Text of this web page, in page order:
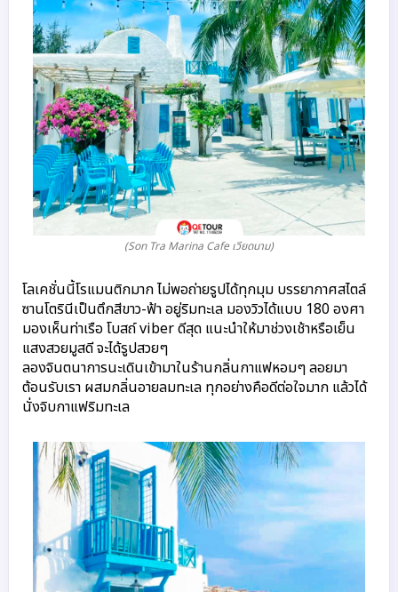
(Son Tra Marina Cafe เวียดนาม)
โลเคชั่นนี้โรแมนติกมาก ไม่พอถ่ายรูปได้ทุกมุม บรรยากาศสไตล์
ซานโตรินีเป็นตึกสีขาว-ฟ้า อยู่ริมทะเล มองวิวได้แบบ 180 องศา
มองเห็นท่าเรือ โบสถ์ viber ดีสุด แนะนำให้มาช่วงเช้าหรือเย็น
แสงสวยมูสดี จะได้รูปสวยๆ
ลองจินตนาการนะเดินเข้ามาในร้านกลิ่นกาแฟหอมๆ ลอยมา
ต้อนรับเรา ผสมกลิ่นอายลมทะเล ทุกอย่างคือดีต่อใจมาก แล้วได้
นั่งจิบกาแฟริมทะเล